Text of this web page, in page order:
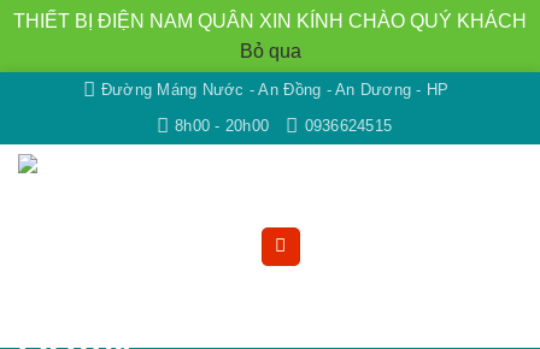
THIẾT BỊ ĐIỆN NAM QUÂN XIN KÍNH CHÀO QUÝ KHÁCH
Bỏ qua
nội
dung
Đường Máng Nước - An Đồng - An Dương - HP
8h00 - 20h00
0936624515